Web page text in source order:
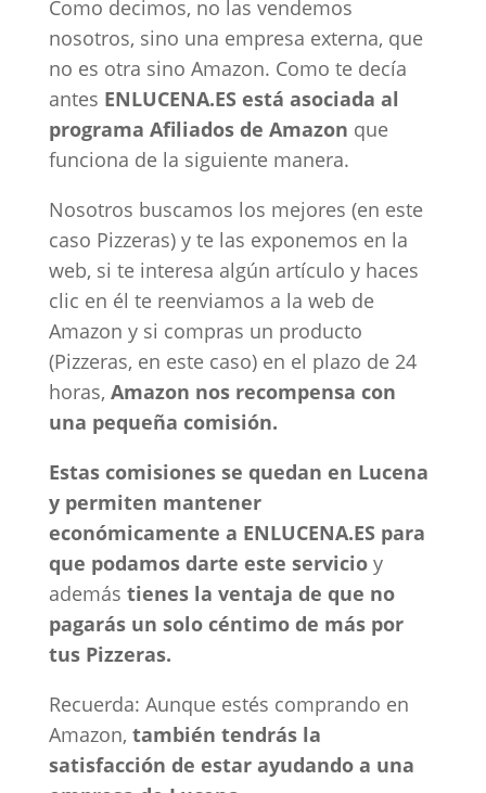
Como decimos, no las vendemos
nosotros, sino una empresa externa, que
no es otra sino Amazon. Como te decía
antes ENLUCENA.ES está asociada al
programa Afiliados de Amazon que
funciona de la siguiente manera.
Nosotros buscamos los mejores (en este
caso Pizzeras) y te las exponemos en la
web, si te interesa algún artículo y haces
clic en él te reenviamos a la web de
Amazon y si compras un producto
(Pizzeras, en este caso) en el plazo de 24
horas, Amazon nos recompensa con
una pequeña comisión.
Estas comisiones se quedan en Lucena
y permiten mantener
económicamente a ENLUCENA.ES para
que podamos darte este servicioy
además tienes la ventaja de que no
pagarás un solo céntimo de más por
tus Pizzeras.
Recuerda: Aunque estés comprando en
Amazon, también tendrás la
satisfacción de estar ayudando a una